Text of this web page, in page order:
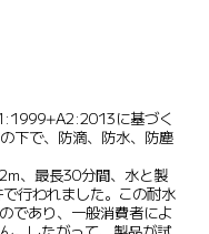
に基づく
下で、防滴、防水、防塵
、最長30分間、水と製
行われました。この耐水
であり、一般消費者によ